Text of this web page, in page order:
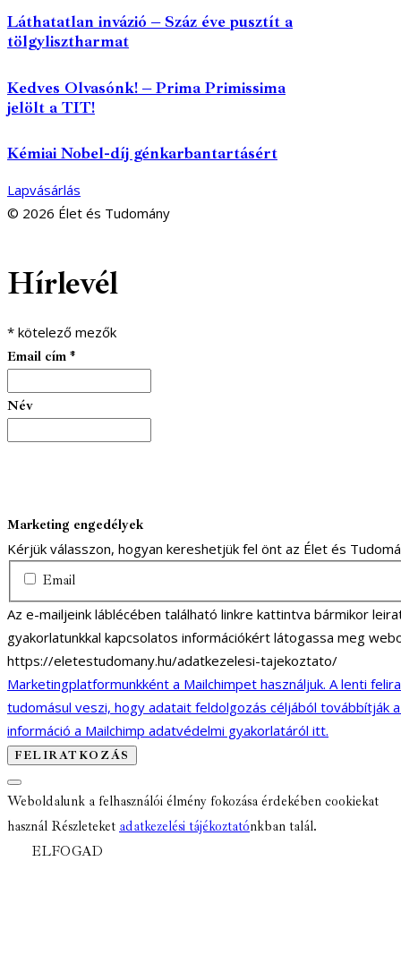
Láthatatlan invázió – Száz éve pusztít a
tölgylisztharmat
Kedves Olvasónk! – Prima Primissima
jelölt a TIT!
Kémiai Nobel-díj génkarbantartásért
Lapvásárlás
© 2026 Élet és Tudomány
Hírlevél
* kötelező mezők
Email cím *
Név
Marketing engedélyek
Kérjük válasszon, hogyan kereshetjük fel önt az Élet és
Email
Az e-mailjeink láblécében található linkre kattintva bármikor
gyakorlatunkkal kapcsolatos információkért látogassa meg
https://eletestudomany.hu/adatkezelesi-tajekoztato/
Marketingplatformunkként a Mailchimpet használjuk. A lenti
tudomásul veszi, hogy adatait feldolgozás céljából továbbítják
információ a Mailchimp adatvédelmi gyakorlatáról itt.
Weboldalunk a felhasználói élmény fokozása érdekében cookiekat
használ Részleteket adatkezelési tájékoztatónkban talál.
ELFOGAD